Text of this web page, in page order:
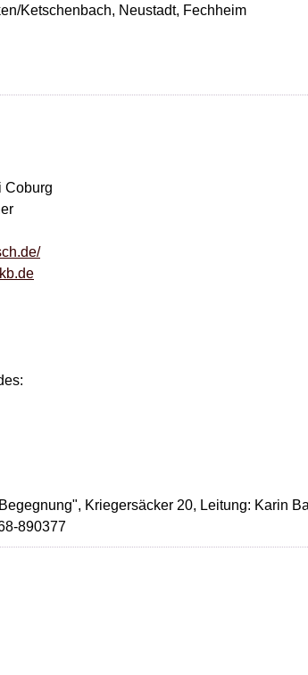
Ketschenbach, Neustadt, Fechheim
Coburg
Kriegersäcker 20, Leitung: Karin
890377